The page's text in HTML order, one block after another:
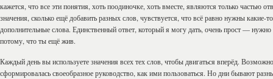
кажется, что все эти понятия, хоть поодиночке, хоть вместе, являются только частью
значения, сколько ещё добавить разных слов, чувствуется, что всё равно нужны какие-
дополнительные слова. Единственный ответ, который я могу дать, очень прост —
потому, что ты ещё жив.
Каждый день вы используете значения всех тех слов, чтобы двигаться вперёд.
сформировалась своеобразное руководство, как ими пользоваться. Но дни бывают